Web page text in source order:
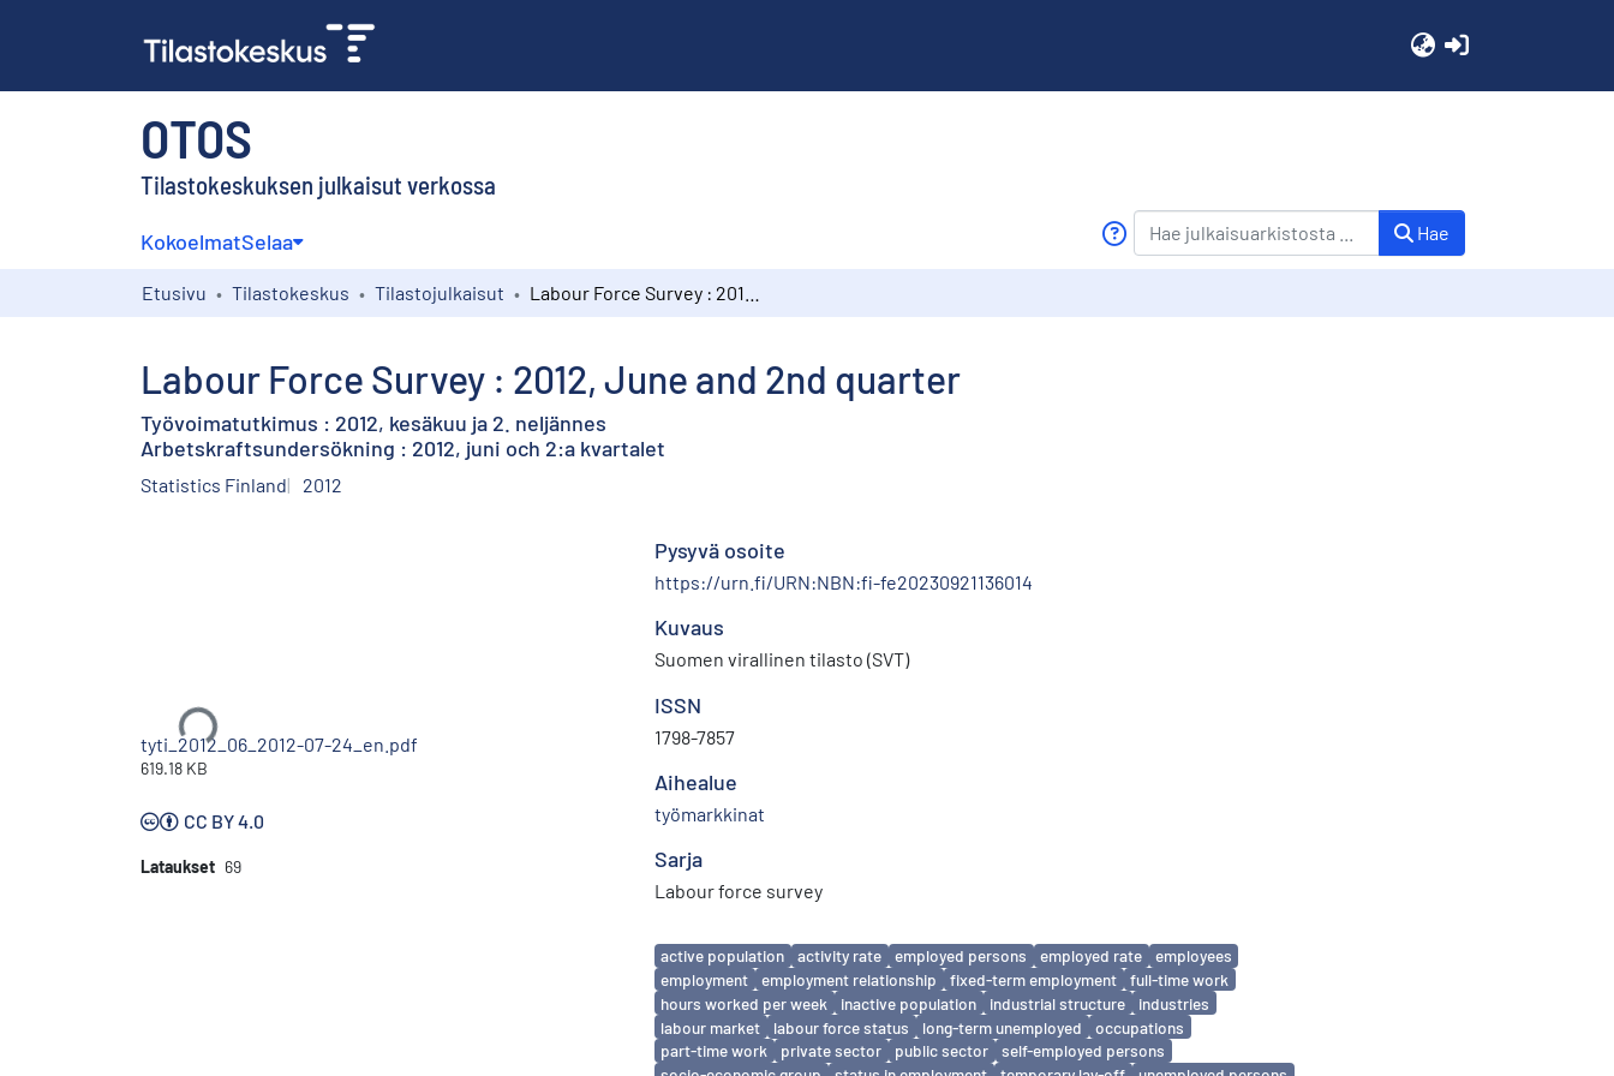
OTOS
Tilastokeskuksen julkaisut verkossa
KokoelmatSelaa Hae
Etusivu Tilastokeskus Tilastojulkaisut
Labour Force Survey : 2012, June and 2nd quarter
Työvoimatutkimus : 2012, kesäkuu ja 2. neljännes
Arbetskraftsundersökning : 2012, juni och 2:a kvartalet
Statistics Finland 2012
Ladataan...
tyti_2012_06_2012-07-24_en.pdf
619.18 KB
CC BY 4.0
Lataukset 69
Pysyvä osoite
https://urn.fi/URN:NBN:fi-fe20230921136014
Kuvaus
Suomen virallinen tilasto (SVT)
ISSN
1798-7857
Aihealue
työmarkkinat
Sarja
Labour force survey
Avainsanat
active population activity rate employed persons employed rate
employees
employment
employment relationship fixed-term employment
full-time work
hours worked per week
inactive population industrial structure
industries
labour market
labour force status long-term unemployed
occupations
part-time work
private sector public sector
self-employed persons